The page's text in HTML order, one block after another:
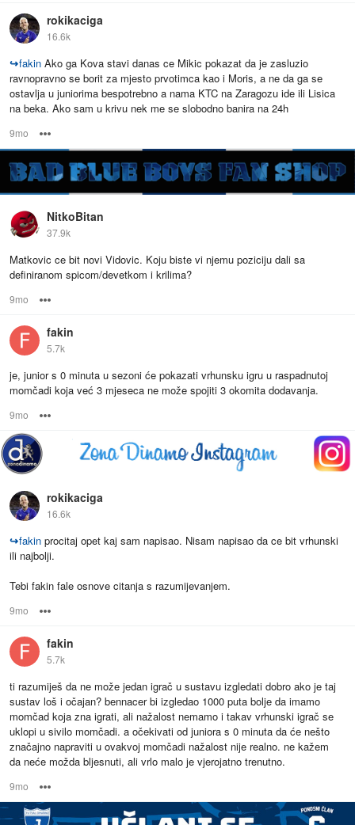
rokikaciga
16.6k
↪fakin Ako ga Kova stavi danas ce Mikic pokazat da je zasluzio
ravnopravno se borit za mjesto prvotimca kao i Moris, a ne da ga se
ostavlja u juniorima bespotrebno a nama KTC na Zaragozu ide ili Lisica
na beka. Ako sam u krivu nek me se slobodno banira na 24h
9mo
NitkoBitan
37.9k
Matkovic ce bit novi Vidovic. Koju biste vi njemu poziciju dali sa
definiranom spicom/devetkom i krilima?
9mo
fakin
5.7k
je, junior s 0 minuta u sezoni će pokazati vrhunsku igru u raspadnutoj
momčadi koja već 3 mjeseca ne može spojiti 3 okomita dodavanja.
9mo
rokikaciga
16.6k
↪fakin procitaj opet kaj sam napisao. Nisam napisao da ce bit vrhunski
ili najbolji.
Tebi fakin fale osnove citanja s razumijevanjem.
9mo
fakin
5.7k
ti razumiješ da ne može jedan igrač u sustavu izgledati dobro ako je taj
sustav loš i očajan? bennacer bi izgledao 1000 puta bolje da imamo
momčad koja zna igrati, ali nažalost nemamo i takav vrhunski igrač se
uklopi u sivilo momčadi. a očekivati od juniora s 0 minuta da će nešto
značajno napraviti u ovakvoj momčadi nažalost nije realno. ne kažem
da neće možda bljesnuti, ali vrlo malo je vjerojatno trenutno.
9mo